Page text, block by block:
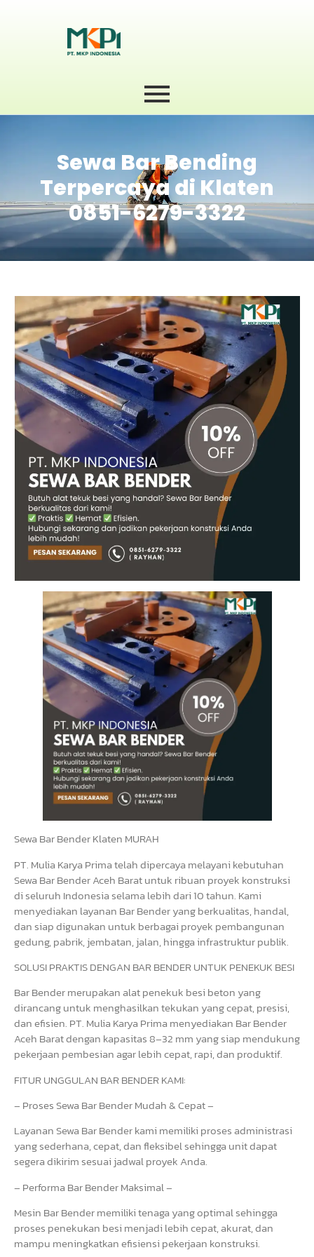
Sewa Bar Bending
Terpercaya di Klaten
0851-6279-3322
Sewa Bar Bender Klaten MURAH
PT. Mulia Karya Prima telah dipercaya melayani kebutuhan
Sewa Bar Bender Aceh Barat untuk ribuan proyek konstruksi
di seluruh Indonesia selama lebih dari 10 tahun. Kami
menyediakan layanan Bar Bender yang berkualitas, handal,
dan siap digunakan untuk berbagai proyek pembangunan
gedung, pabrik, jembatan, jalan, hingga infrastruktur publik.
SOLUSI PRAKTIS DENGAN BAR BENDER UNTUK PENEKUK BESI
Bar Bender merupakan alat penekuk besi beton yang
dirancang untuk menghasilkan tekukan yang cepat, presisi,
dan efisien. PT. Mulia Karya Prima menyediakan Bar Bender
Aceh Barat dengan kapasitas 8–32 mm yang siap mendukung
pekerjaan pembesian agar lebih cepat, rapi, dan produktif.
FITUR UNGGULAN BAR BENDER KAMI:
– Proses Sewa Bar Bender Mudah & Cepat –
Layanan Sewa Bar Bender kami memiliki proses administrasi
yang sederhana, cepat, dan fleksibel sehingga unit dapat
segera dikirim sesuai jadwal proyek Anda.
– Performa Bar Bender Maksimal –
Mesin Bar Bender memiliki tenaga yang optimal sehingga
proses penekukan besi menjadi lebih cepat, akurat, dan
mampu meningkatkan efisiensi pekerjaan konstruksi.